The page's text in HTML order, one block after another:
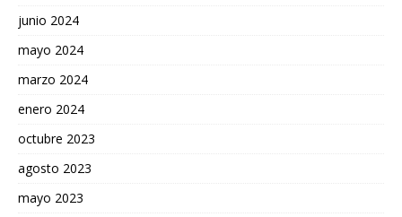
junio 2024
mayo 2024
marzo 2024
enero 2024
octubre 2023
agosto 2023
mayo 2023